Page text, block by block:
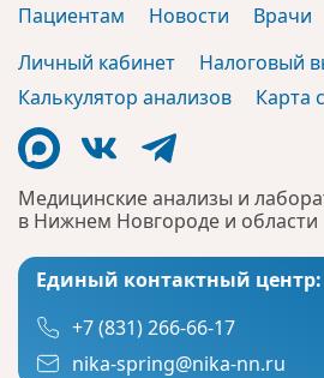
Медицинские анализы и
в Нижнем Новгороде и области
Единый контактный центр:
+7 (831) 266-66-17
nika-spring@nika-nn.ru
Пациентам
Новости Врачи
Личный кабинет
Налоговый
Калькулятор анализов
Карта